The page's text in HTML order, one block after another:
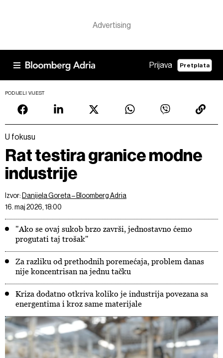
Prijava Pretplata
PODIJELI VIJEST
U fokusu
Rat testira granice modne
industrije
Izvor: Danijela Goreta – Bloomberg Adria
16. maj 2026, 18:00
"Ako se ovaj sukob brzo završi, jednostavno ćemo
progutati taj trošak"
Za razliku od prethodnih poremećaja, problem danas
nije koncentrisan na jednu tačku
Kriza dodatno otkriva koliko je industrija povezana sa
energentima i kroz same materijale